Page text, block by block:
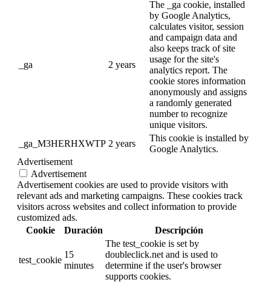
_ga 2 years
The _ga cookie, installed
by Google Analytics,
calculates visitor, session
and campaign data and
also keeps track of site
usage for the site's
analytics report. The
cookie stores information
anonymously and assigns
a randomly generated
number to recognize
unique visitors.
_ga_M3HERHXWTP 2 years
This cookie is installed by
Google Analytics.
Advertisement
Advertisement
Advertisement cookies are used to provide visitors with
relevant ads and marketing campaigns. These cookies track
visitors across websites and collect information to provide
customized ads.
Cookie
Duración Descripción
test_cookie
15
minutes
The test_cookie is set by
doubleclick.net and is used to
determine if the user's browser
supports cookies.